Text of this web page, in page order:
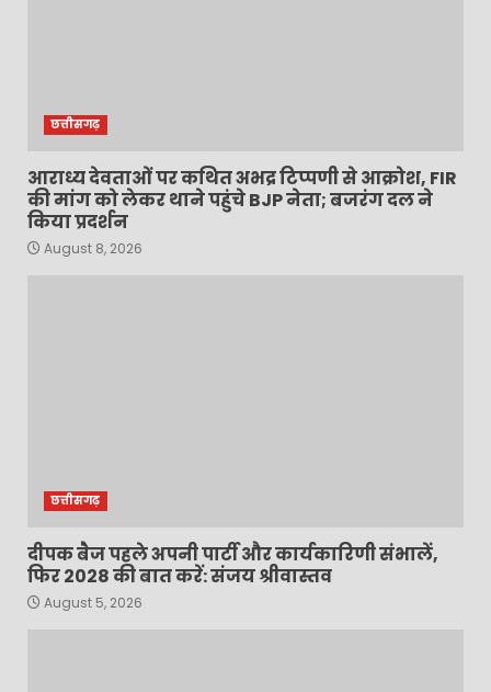
छत्तीसगढ़
आराध्य देवताओं पर कथित अभद्र टिप्पणी से आक्रोश, FIR
की मांग को लेकर थाने पहुंचे BJP नेता; बजरंग दल ने
किया प्रदर्शन
August 8, 2026
छत्तीसगढ़
दीपक बैज पहले अपनी पार्टी और कार्यकारिणी संभालें,
फिर 2028 की बात करें: संजय श्रीवास्तव
August 5, 2026